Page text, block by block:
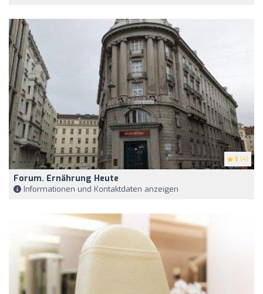
5 (4)
Forum. Ernährung Heute
Informationen und Kontaktdaten anzeigen